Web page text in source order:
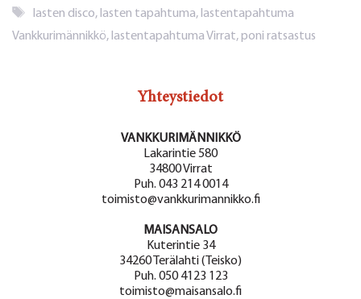
Avainsanat
lasten disco, lasten tapahtuma, lastentapahtuma
Vankkurimännikkö, lastentapahtuma Virrat,poni ratsastus
Yhteystiedot
VANKKURIMÄNNIKKÖ
Lakarintie 580
34800 Virrat
Puh. 043 214 0014
toimisto@vankkurimannikko.fi
MAISANSALO
Kuterintie 34
34260 Terälahti (Teisko)
Puh. 050 4123 123
toimisto@maisansalo.fi